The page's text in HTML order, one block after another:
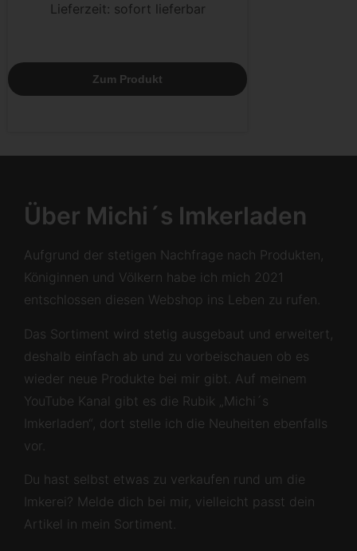
Lieferzeit: sofort lieferbar
Zum Produkt
Über Michi´s Imkerladen
Aufgrund der stetigen Nachfrage nach Produkten,
Königinnen und Völkern habe ich mich 2021
entschlossen diesen Webshop ins Leben zu rufen.
Das Sortiment wird stetig ausgebaut und erweitert,
deshalb einfach ab und zu vorbeischauen ob es
wieder neue Produkte bei mir gibt. Auf meinem
YouTube Kanal gibt es die Rubik „Michi´s
Imkerladen“, dort stelle ich die Neuheiten ebenfalls
vor.
Du hast selbst etwas zu verkaufen rund um die
Imkerei? Melde dich bei mir, vielleicht passt dein
Artikel in mein Sortiment.